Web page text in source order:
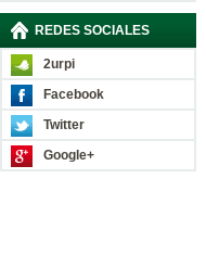
REDES SOCIALES
2urpi
Facebook
Twitter
Google+